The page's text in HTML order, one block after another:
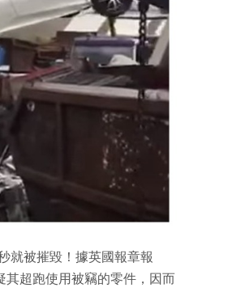
就被摧毀！據英國報章報
超跑使用被竊的零件，因而